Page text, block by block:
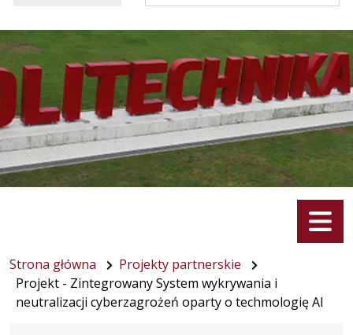
kontrastowa
Menu
Strona główna
Projekty partnerskie
Projekt - Zintegrowany System wykrywania i
neutralizacji cyberzagrożeń oparty o techmologię AI